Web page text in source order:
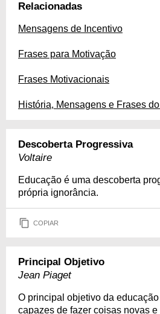
Relacionadas
Mensagens de Incentivo
Frases para Motivação
Frases Motivacionais
História, Mensagens e Frases
Descoberta Progressiva
Voltaire
Educação é uma descoberta
própria ignorância.
COPIAR
Principal Objetivo
Jean Piaget
O principal objetivo da
capazes de fazer coisas novas